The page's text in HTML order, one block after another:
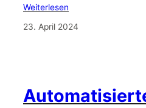
Weiterlesen
23. April 2024